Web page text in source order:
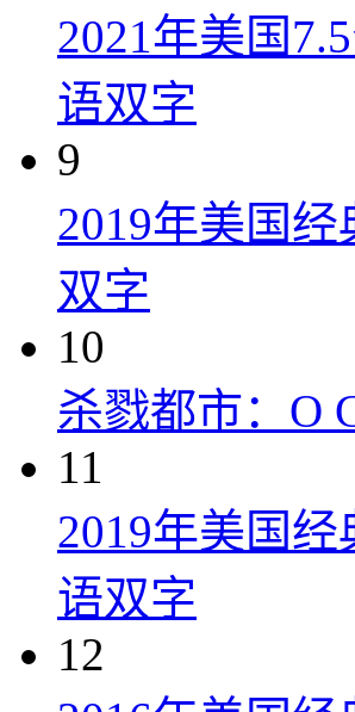
2021年美国
语双字
9
2019年美国
双字
10
杀戮都市：O
11
2019年美国
语双字
12